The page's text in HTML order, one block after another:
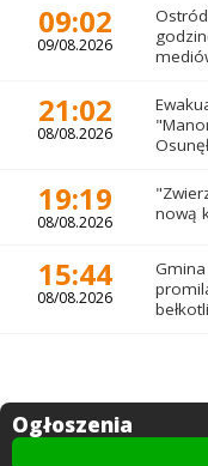
09:02
09/08.2026
21:02
08/08.2026
19:19
08/08.2026
nową
15:44
08/08.2026
Ogłoszenia